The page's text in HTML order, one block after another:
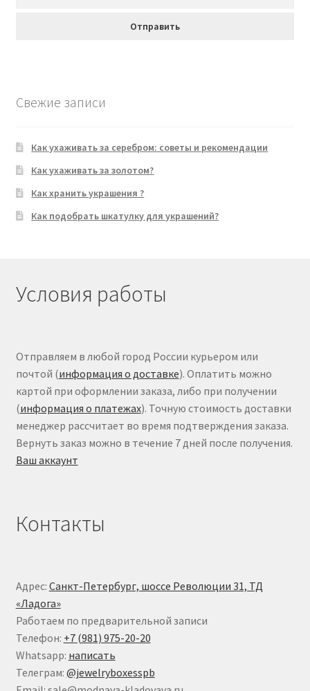
Свежие записи
Как ухаживать за серебром: советы и рекомендации
Как ухаживать за золотом?
Как хранить украшения ?
Как подобрать шкатулку для украшений?
Условия работы
Отправляем в любой город России курьером или
почтой (информация о доставке). Оплатить можно
картой при оформлении заказа, либо при получении
(информация о платежах). Точную стоимость доставки
менеджер рассчитает во время подтверждения заказа.
Вернуть заказ можно в течение 7 дней после получения.
Ваш аккаунт
Контакты
Адрес: Санкт-Петербург, шоссе Революции 31, ТД
«Ладога»
Работаем по предварительной записи
Телефон: +7 (981) 975-20-20
Whatsapp: написать
Телеграм: @jewelryboxesspb